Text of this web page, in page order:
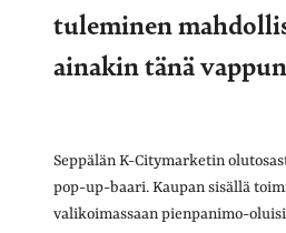
tuleminen
ainakin tänä
Seppälän K-Citymarketin
pop-up-baari. Kaupan sisällä
valikoimassaan pienpanimo-